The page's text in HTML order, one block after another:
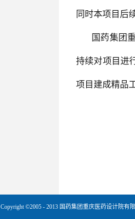
同时本项目后
国药集团
持续对项目进
项目建成精品
Copyright ©2005 - 2013 国药集团重庆医药设计院有